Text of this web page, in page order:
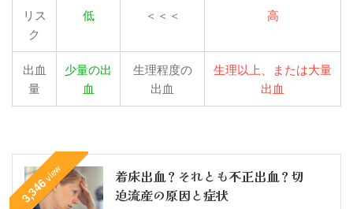
リス
ク
低 ＜＜＜ 高
出血
量
少量の出
血
生理程度の
出血
生理以上、または大量
出血
3,346
view
着床出血？それとも不正出血？切
迫流産の原因と症状